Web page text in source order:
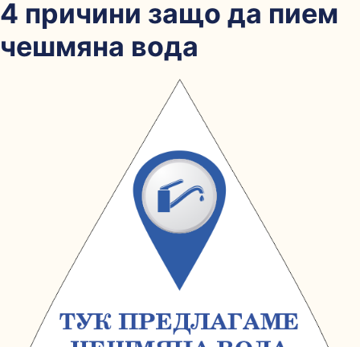
4 причини защо да пием
чешмяна вода